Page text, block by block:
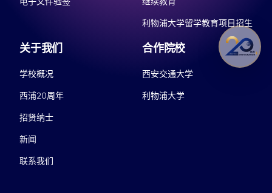
利物浦大学留学教育项目招生
关于我们
学校概况
西浦20周年
招贤纳士
新闻
联系我们
合作院校
西安交通大学
利物浦大学